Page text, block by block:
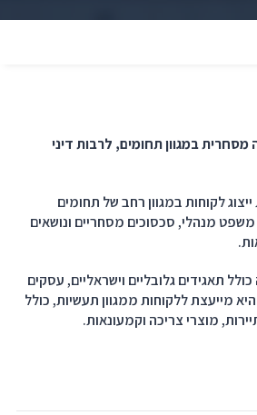
במגוון תחומים, לרבות דיני
לקוחות במגוון רחב של תחומים
משפט מנהלי, סכסוכים מסחריים ונושאים
תאגידים גלובליים וישראליים, עסקים
היא מייעצת ללקוחות ממגוון תעשיות, כולל
מוצרי צריכה וקמעונאות.